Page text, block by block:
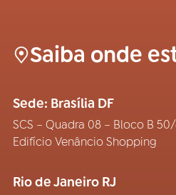
Saiba onde
Sede: Brasília DF
SCS – Quadra 08 – Bloco B
Edifício Venâncio Shopping
Rio de Janeiro RJ